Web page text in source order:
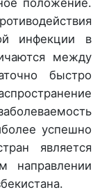
положение.
инфекции в
между
быстро
успешно
является
направлении